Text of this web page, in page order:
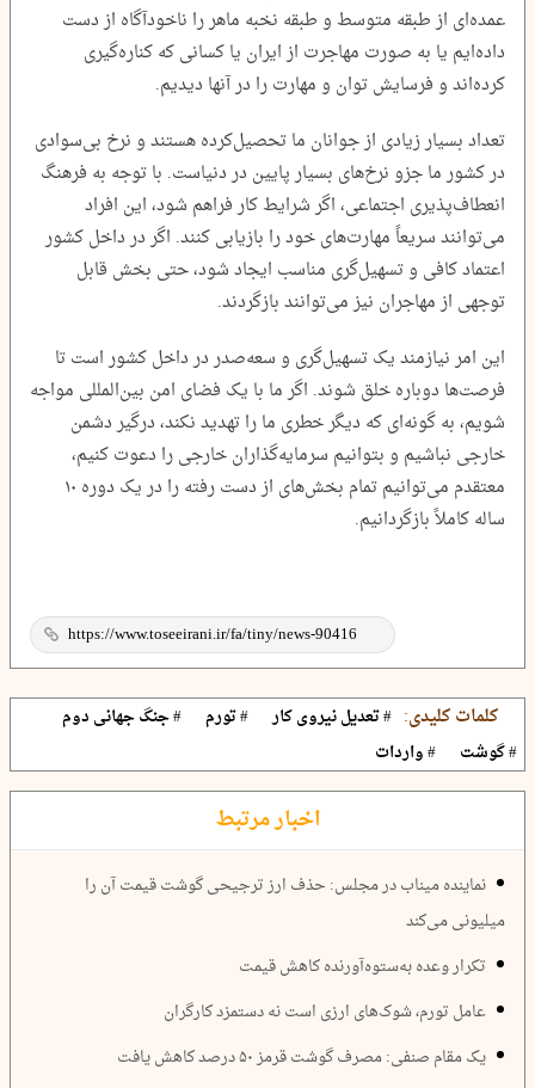
عمده‌ای از طبقه متوسط و طبقه نخبه ماهر را ناخودآگاه از دست
داده‌ایم یا به صورت مهاجرت از ایران یا کسانی که کناره‌گیری
کرده‌اند و فرسایش توان و مهارت را در آنها دیدیم.
تعداد بسیار زیادی از جوانان ما تحصیل‌کرده هستند و نرخ بی‌سوادی
در کشور ما جزو نرخ‌های بسیار پایین در دنیاست. با توجه به فرهنگ
انعطاف‌پذیری اجتماعی، اگر شرایط کار فراهم شود، این افراد
می‌توانند سریعاً مهارت‌های خود را بازیابی کنند. اگر در داخل کشور
اعتماد کافی و تسهیل‌گری مناسب ایجاد شود، حتی بخش قابل
توجهی از مهاجران نیز می‌توانند بازگردند.
این امر نیازمند یک تسهیل‌گری و سعه‌صدر در داخل کشور است تا
فرصت‌ها دوباره خلق شوند. اگر ما با یک فضای امن بین‌المللی مواجه
شویم، به گونه‌ای که دیگر خطری ما را تهدید نکند، درگیر دشمن
خارجی نباشیم و بتوانیم سرمایه‌گذاران خارجی را دعوت کنیم،
معتقدم می‌توانیم تمام بخش‌های از دست رفته را در یک دوره ۱۰
ساله کاملاً بازگردانیم.
کلمات کلیدی: # تعدیل نیروی کار # تورم
# جنگ جهانی دوم
# گوشت
# واردات
اخبار مرتبط
نماینده میناب در مجلس: حذف ارز ترجیحی گوشت قیمت آن را
میلیونی می‌کند
تکرار وعده به‌ستوه‌آورنده کاهش قیمت
عامل تورم، شوک‌های ارزی است نه دستمزد کارگران
یک مقام صنفی: مصرف گوشت قرمز ۵۰ درصد کاهش یافت